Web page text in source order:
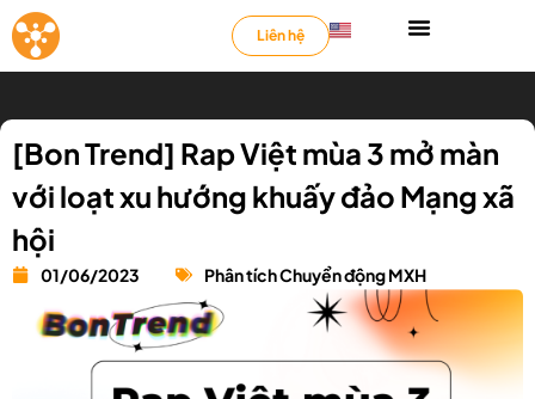
Liên hệ
[Bon Trend] Rap Việt mùa 3 mở màn
với loạt xu hướng khuấy đảo Mạng xã
hội
01/06/2023 Phân tích Chuyển động MXH